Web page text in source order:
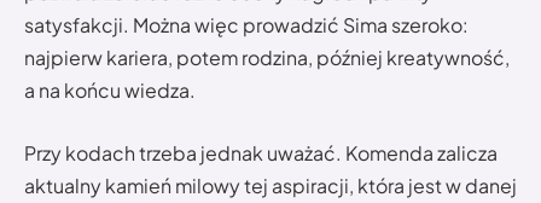
satysfakcji. Można więc prowadzić Sima szeroko:
najpierw kariera, potem rodzina, później kreatywność,
a na końcu wiedza.
Przy kodach trzeba jednak uważać. Komenda zalicza
aktualny kamień milowy tej aspiracji, która jest w danej